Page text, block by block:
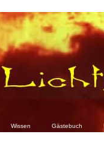
Wissen Gästebuch